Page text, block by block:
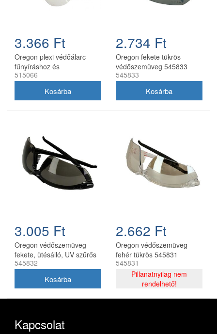
3.366 Ft
Oregon plexi védőálarc
fűnyíráshoz és
bozótvágáshoz
515066
2.734 Ft
Oregon fekete tükrös
védőszemüveg 545833
545833
3.005 Ft
Oregon védőszemüveg -
fekete, ütésálló, UV szűrős
545832
2.662 Ft
Oregon védőszemüveg
fehér tükrös 545831
545831
Pillanatnyilag nem
rendelhető!
Kapcsolat